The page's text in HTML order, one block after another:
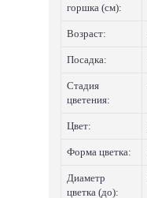
горшка (см):
Возраст:
Посадка:
Стадия
цветения:
Цвет:
Форма цветка:
Диаметр
цветка (до):